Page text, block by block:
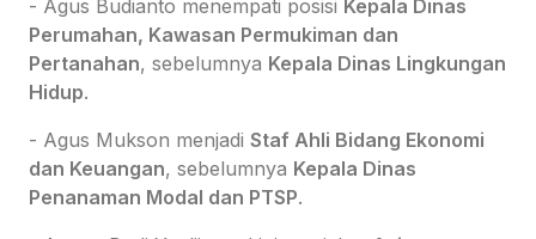
- Agus Budianto menempati posisi Kepala Dinas
Perumahan, Kawasan Permukiman dan
Pertanahan, sebelumnya Kepala Dinas Lingkungan
Hidup.
- Agus Mukson menjadi Staf Ahli Bidang Ekonomi
dan Keuangan, sebelumnya Kepala Dinas
Penanaman Modal dan PTSP.